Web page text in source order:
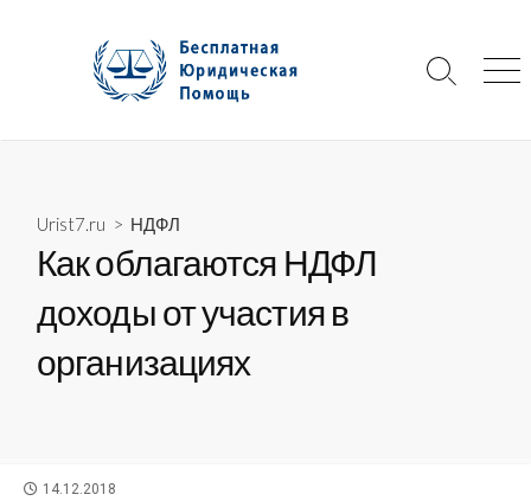
Search
Urist7.ru > НДФЛ
Как облагаются НДФЛ
доходы от участия в
организациях
PUBLISHED
14.12.2018